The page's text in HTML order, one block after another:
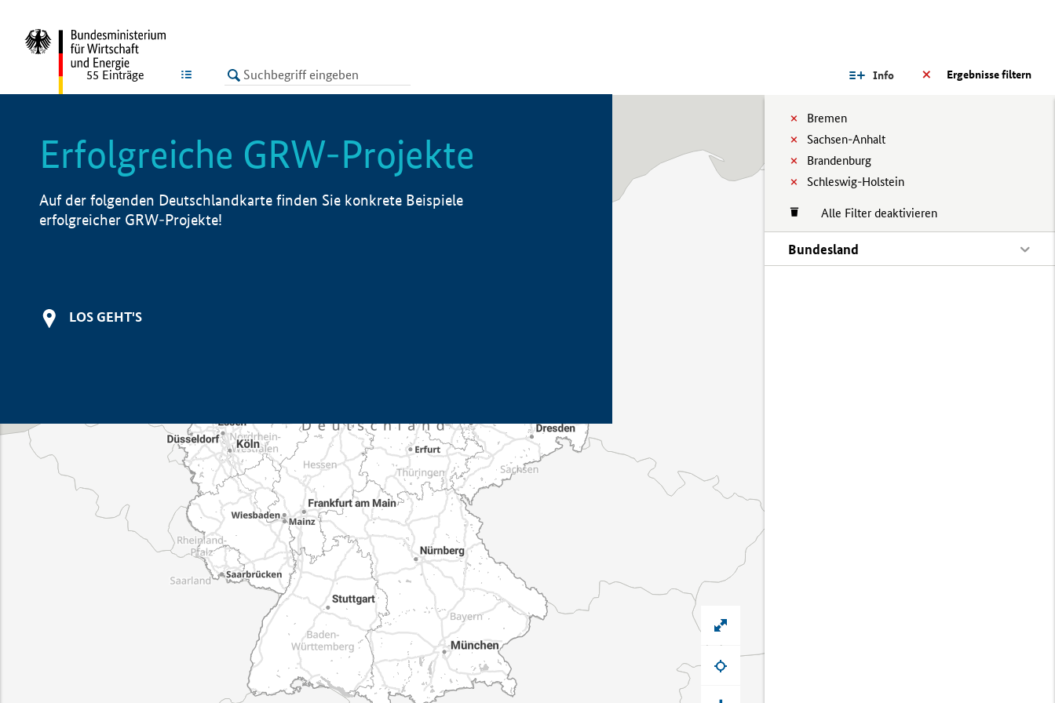
LISTE Ergebnisse filtern
Info
Bremen
Sachsen-Anhalt
Brandenburg
Schleswig-Holstein
Alle Filter deaktivieren
Bundesland
55 Einträge
Erfolgreiche GRW-Projekte
Auf der folgenden Deutschlandkarte finden Sie konkrete Beispiele
erfolgreicher GRW-Projekte!
LOS GEHT'S